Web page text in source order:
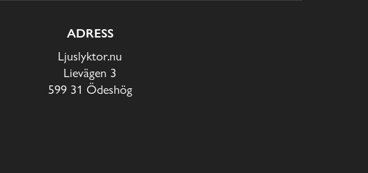
ADRESS
Ljuslyktor.nu
Lievägen 3
599 31 Ödeshög